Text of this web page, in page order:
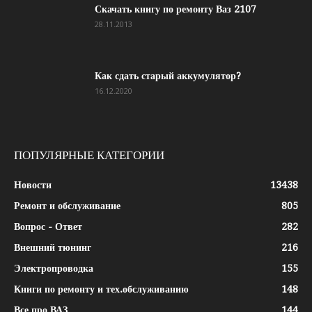
Скачать книгу по ремонту Ваз 2107
28.11.2013
Как сдать старый аккумулятор?
16.12.2020
ПОПУЛЯРНЫЕ КАТЕГОРИИ
Новости
13438
Ремонт и обслуживание
805
Вопрос - Ответ
282
Внешний тюнинг
216
Электропроводка
155
Книги по ремонту и тех.обслуживанию
148